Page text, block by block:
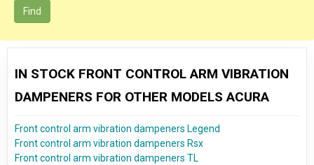
Find
IN STOCK FRONT CONTROL ARM VIBRATION
DAMPENERS FOR OTHER MODELS ACURA
Front control arm vibration dampeners Legend
Front control arm vibration dampeners Rsx
Front control arm vibration dampeners TL